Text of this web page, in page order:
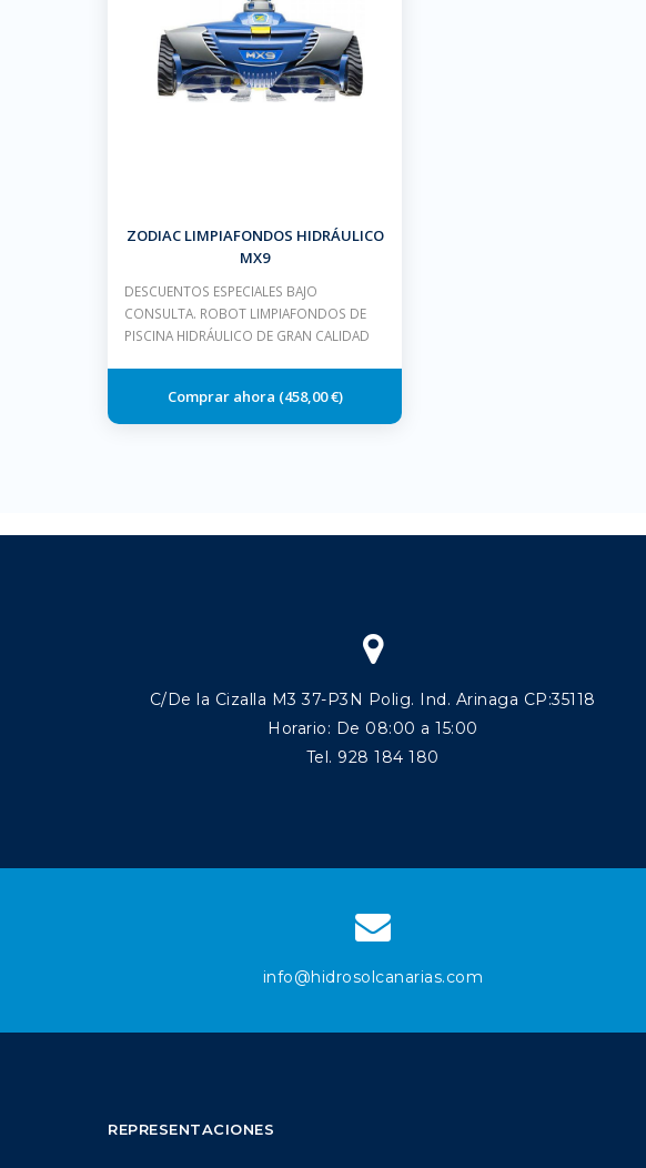
ZODIAC LIMPIAFONDOS HIDRÁULICO
MX9
DESCUENTOS ESPECIALES BAJO
CONSULTA. ROBOT LIMPIAFONDOS DE
PISCINA HIDRÁULICO DE GRAN CALIDAD
458,00 €
C/De la Cizalla M3 37-P3N Polig. Ind. Arinaga CP:35118
Horario: De 08:00 a 15:00
Tel. 928 184 180
info@hidrosolcanarias.com
REPRESENTACIONES